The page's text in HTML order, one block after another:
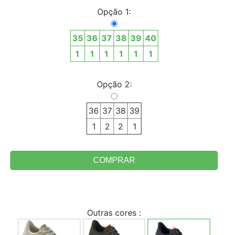
Opção 1:
35 36 37 38 39 40
1
1 1 1 1 1
Opção 2:
36 37 38 39
1
2 2 1
Outras cores :